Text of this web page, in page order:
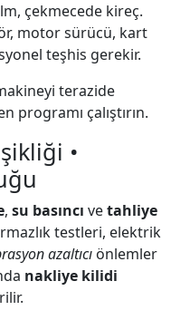
çekmecede kireç.
motor sürücü, kart
teşhis gerekir.
terazide
programı çalıştırın.
•
, su basıncı vetahliye
testleri, elektrik
azaltıcı önlemler
nakliye kilidi